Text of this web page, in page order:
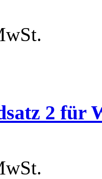
2 für